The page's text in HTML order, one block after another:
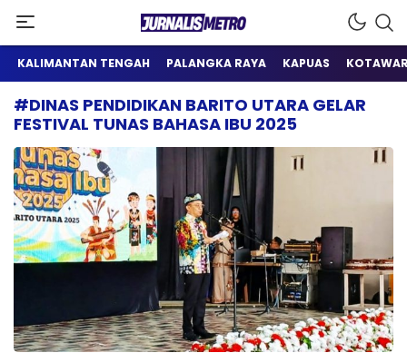
Jurnalis Metro
Satu Wadah Informasi
KALIMANTAN TENGAH PALANGKA RAYA KAPUAS
#DINAS PENDIDIKAN BARITO UTARA GELAR
FESTIVAL TUNAS BAHASA IBU 2025